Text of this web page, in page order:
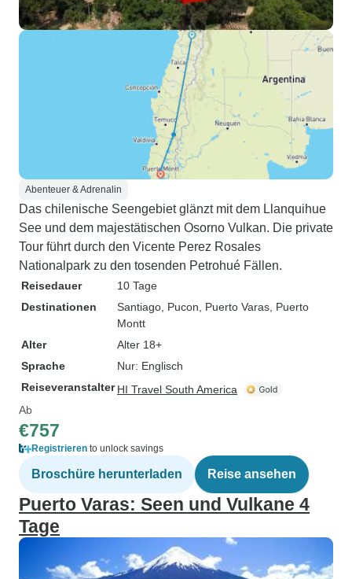
Abenteuer & Adrenalin
Das chilenische Seengebiet glänzt mit dem Llanquihue
See und dem majestätischen Osorno Vulkan. Die private
Tour führt durch den Vicente Perez Rosales
Nationalpark zu den tosenden Petrohué Fällen.
Reisedauer
10 Tage
Destinationen
Santiago , Pucon , Puerto Varas , Puerto
Montt
Alter
Alter 18+
Sprache
Nur: Englisch
Reiseveranstalter HI Travel South America
Ab
€757
Registrieren to unlock savings
Broschüre herunterladen Reise ansehen
Puerto Varas: Seen und Vulkane 4
Tage